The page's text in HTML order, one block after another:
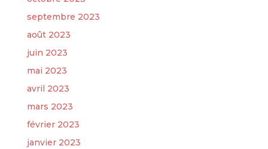
septembre 2023
août 2023
juin 2023
mai 2023
avril 2023
mars 2023
février 2023
janvier 2023